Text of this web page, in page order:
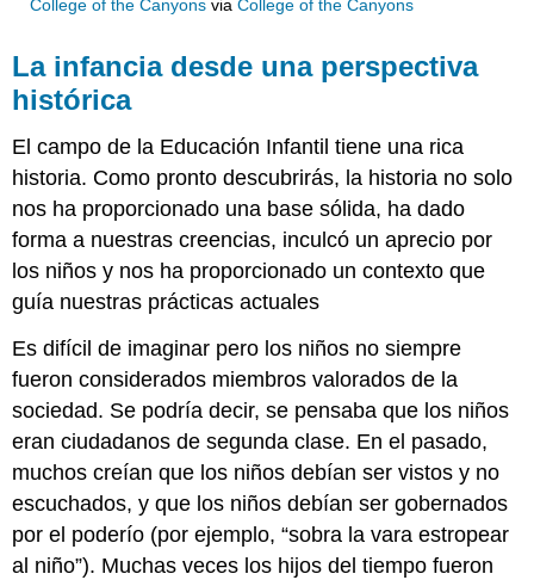
College of the Canyonsvia College of the Canyons
La infancia desde una perspectiva
histórica
El campo de la Educación Infantil tiene una rica
historia. Como pronto descubrirás, la historia no solo
nos ha proporcionado una base sólida, ha dado
forma a nuestras creencias, inculcó un aprecio por
los niños y nos ha proporcionado un contexto que
guía nuestras prácticas actuales
Es difícil de imaginar pero los niños no siempre
fueron considerados miembros valorados de la
sociedad. Se podría decir, se pensaba que los niños
eran ciudadanos de segunda clase. En el pasado,
muchos creían que los niños debían ser vistos y no
escuchados, y que los niños debían ser gobernados
por el poderío (por ejemplo, “sobra la vara estropear
al niño”). Muchas veces los hijos del tiempo fueron